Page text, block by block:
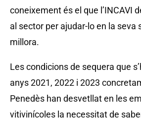
coneixement és el que l’INCAVI
al sector per ajudar-lo en la seva
millora.
Les condicions de sequera que
anys 2021, 2022 i 2023
Penedès han desvetllat en les
vitivinícoles la necessitat de